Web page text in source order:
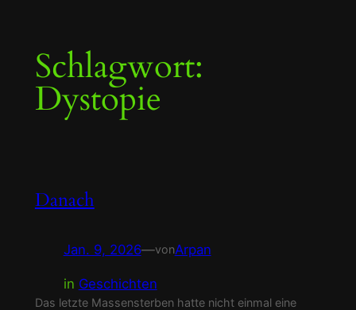
Inhalt
springenSchlagwort:
Dystopie
Danach
Jan. 9, 2026—vonArpan
in Geschichten
Das letzte Massensterben hatte nicht einmal eine